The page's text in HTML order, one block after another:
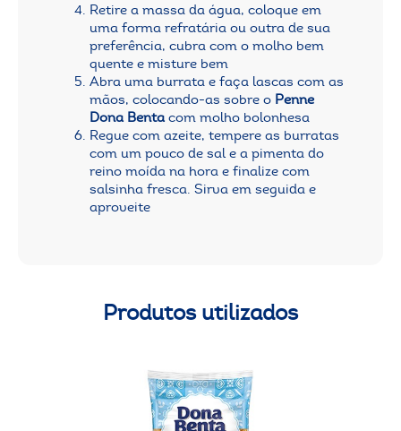
Retire a massa da água, coloque em
uma forma refratária ou outra de sua
preferência, cubra com o molho bem
quente e misture bem
Abra uma burrata e faça lascas com as
mãos, colocando-as sobre o Penne
Dona Benta com molho bolonhesa
Regue com azeite, tempere as burratas
com um pouco de sal e a pimenta do
reino moída na hora e finalize com
salsinha fresca. Sirva em seguida e
aproveite
Produtos utilizados